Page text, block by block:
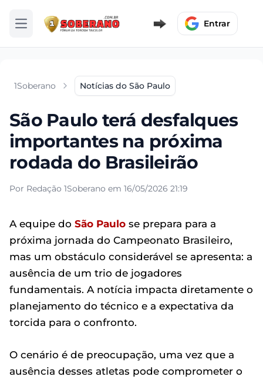
Abrir menu Entrar
1Soberano Notícias do São Paulo
São Paulo terá desfalques
importantes na próxima
rodada do Brasileirão
Por Redação 1Soberano em 16/05/2026 21:19
A equipe do São Paulo se prepara para a
próxima jornada do Campeonato Brasileiro,
mas um obstáculo considerável se apresenta: a
ausência de um trio de jogadores
fundamentais. A notícia impacta diretamente o
planejamento do técnico e a expectativa da
torcida para o confronto.
O cenário é de preocupação, uma vez que a
ausência desses atletas pode comprometer o